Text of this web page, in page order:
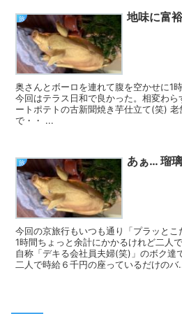
旅 地味に富
奥さんとボーロを連れて腹を空かせに1
今回はテラス日和で良かった。相変わ
ートポテトの古新聞焼き芋仕立て(笑)
で・・ ...
旅 あぁ… 瑠
今回の京旅行もいつも通り「プラッと
1時間ちょっと余計にかかるけれど二人
自称「デキる会社員夫婦(笑)」のボク達
二人で時給６千円の座っているだけのバ